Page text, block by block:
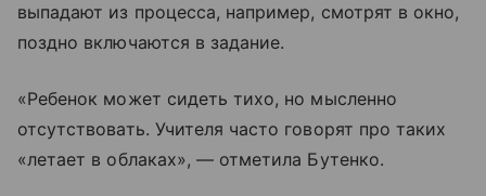
выпадают из процесса, например, смотрят в окно,
поздно включаются в задание.
«Ребенок может сидеть тихо, но мысленно
отсутствовать. Учителя часто говорят про таких
«летает в облаках», — отметила Бутенко.